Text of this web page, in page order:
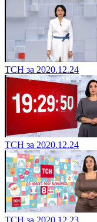
ТСН за 2020.12.24
ТСН за 2020.12.24
ТСН за 2020.12.23